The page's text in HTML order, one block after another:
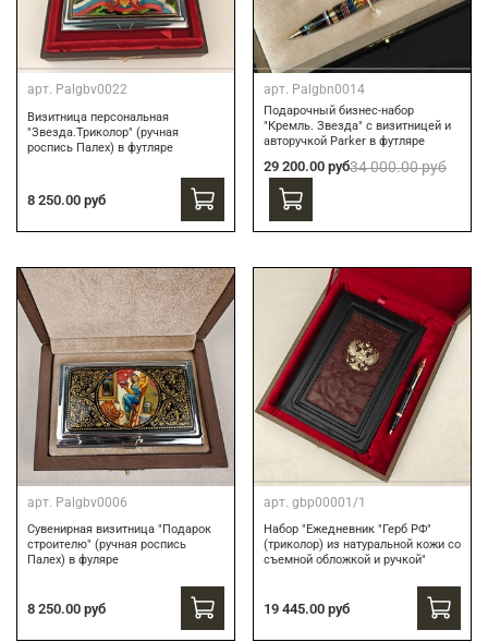
арт. Palgbv0022
Визитница персональная
"Звезда.Триколор" (ручная
роспись Палех) в футляре
8 250.00 руб
арт. Palgbn0014
Подарочный бизнес-набор
"Кремль. Звезда" с визитницей и
авторучкой Parker в футляре
29 200.00 руб34 000.00 руб
арт. Palgbv0006
Сувенирная визитница "Подарок
строителю" (ручная роспись
Палех) в фуляре
8 250.00 руб
арт. gbp00001/1
Набор "Ежедневник "Герб РФ"
(триколор) из натуральной кожи со
съемной обложкой и ручкой"
19 445.00 руб